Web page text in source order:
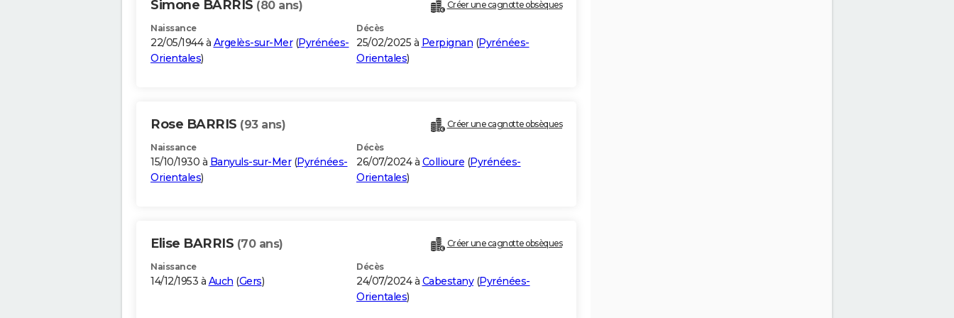
Simone BARRIS (80 ans) Créer une cagnotte obsèques
Naissance
22/05/1944 à Argelès-sur-Mer(Pyrénées-
Orientales)
Décès
25/02/2025 à Perpignan (Pyrénées-
Orientales)
Rose BARRIS (93 ans) Créer une cagnotte obsèques
Naissance
15/10/1930 à Banyuls-sur-Mer(Pyrénées-
Orientales)
Décès
26/07/2024 à Collioure (Pyrénées-
Orientales)
Elise BARRIS (70 ans) Créer une cagnotte obsèques
Naissance
14/12/1953 à Auch (Gers)
Décès
24/07/2024 à Cabestany(Pyrénées-
Orientales)